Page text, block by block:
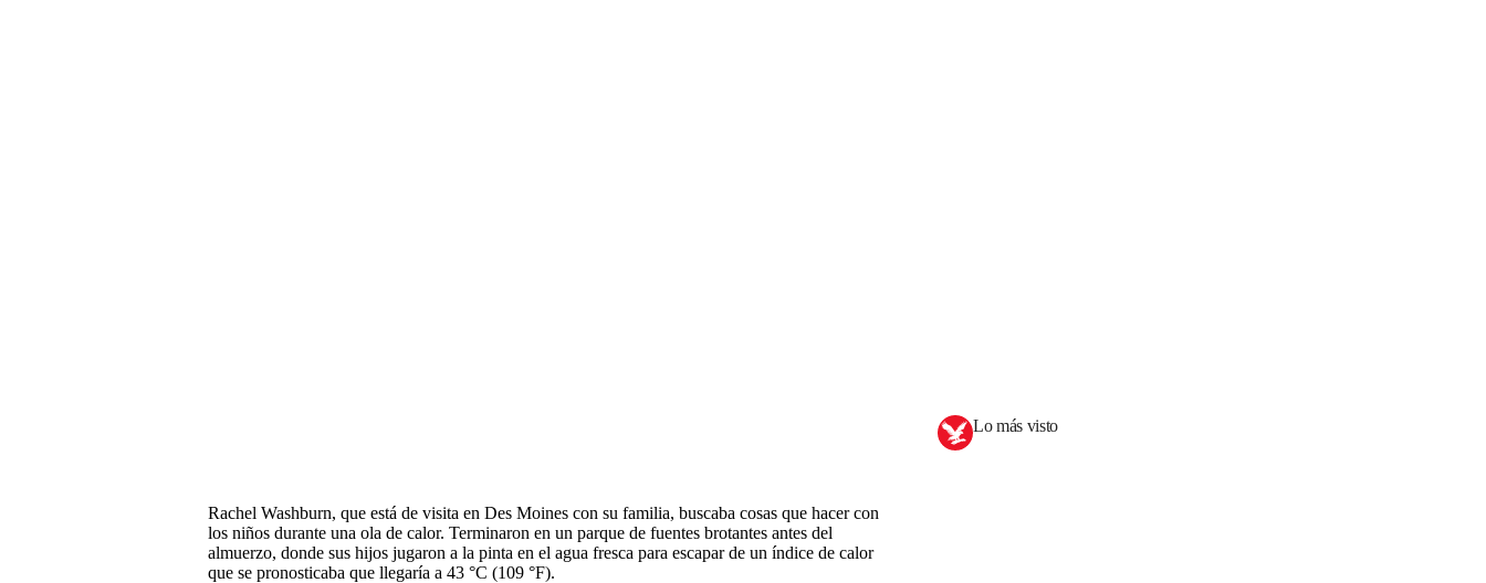
Rachel Washburn, que está de visita en Des Moines con su familia, buscaba cosas que hacer con
los niños durante una ola de calor. Terminaron en un parque de fuentes brotantes antes del
almuerzo, donde sus hijos jugaron a la pinta en el agua fresca para escapar de un índice de calor
que se pronosticaba que llegaría a 43 °C (109 °F).
Lo más visto